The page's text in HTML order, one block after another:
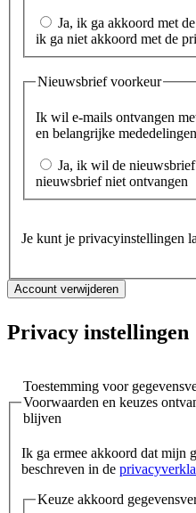
Ja, ik ga akkoord met
ik ga niet akkoord met de
Nieuwsbrief voorkeur
Ik wil e-mails ontvangen
en belangrijke
Ja, ik wil de
nieuwsbrief niet ontvangen
Je kunt je privacyinstellingen
Privacy instellingen
Toestemming voor
Voorwaarden en keuzes
blijven
Ik ga ermee akkoord dat mijn
beschreven in de
Keuze akkoord